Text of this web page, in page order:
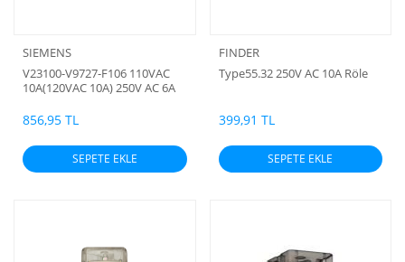
SIEMENS
V23100-V9727-F106 110VAC
10A(120VAC 10A) 250V AC 6A
856,95 TL
SEPETE EKLE
FINDER
Type55.32 250V AC 10A Röle
399,91 TL
SEPETE EKLE